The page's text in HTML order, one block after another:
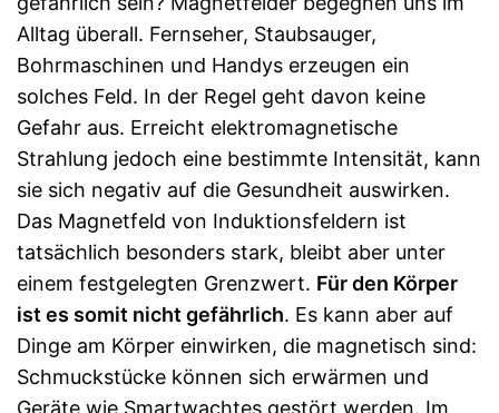
Alltag überall. Fernseher, Staubsauger,
Bohrmaschinen und Handys erzeugen ein
solches Feld. In der Regel geht davon keine
Gefahr aus. Erreicht elektromagnetische
Strahlung jedoch eine bestimmte Intensität, kann
sie sich negativ auf die Gesundheit auswirken.
Das Magnetfeld von Induktionsfeldern ist
tatsächlich besonders stark, bleibt aber unter
einem festgelegten Grenzwert. Für den Körper
ist es somit nicht gefährlich. Es kann aber auf
Dinge am Körper einwirken, die magnetisch sind:
Schmuckstücke können sich erwärmen und